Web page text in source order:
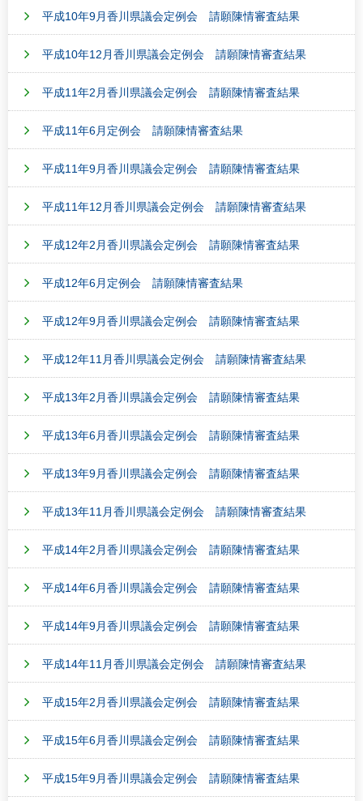
平成10年9月香川県議会定例会 請願陳情審査結果
平成10年12月香川県議会定例会 請願陳情審査結果
平成11年2月香川県議会定例会 請願陳情審査結果
平成11年6月定例会 請願陳情審査結果
平成11年9月香川県議会定例会 請願陳情審査結果
平成11年12月香川県議会定例会 請願陳情審査結果
平成12年2月香川県議会定例会 請願陳情審査結果
平成12年6月定例会 請願陳情審査結果
平成12年9月香川県議会定例会 請願陳情審査結果
平成12年11月香川県議会定例会 請願陳情審査結果
平成13年2月香川県議会定例会 請願陳情審査結果
平成13年6月香川県議会定例会 請願陳情審査結果
平成13年9月香川県議会定例会 請願陳情審査結果
平成13年11月香川県議会定例会 請願陳情審査結果
平成14年2月香川県議会定例会 請願陳情審査結果
平成14年6月香川県議会定例会 請願陳情審査結果
平成14年9月香川県議会定例会 請願陳情審査結果
平成14年11月香川県議会定例会 請願陳情審査結果
平成15年2月香川県議会定例会 請願陳情審査結果
平成15年6月香川県議会定例会 請願陳情審査結果
平成15年9月香川県議会定例会 請願陳情審査結果